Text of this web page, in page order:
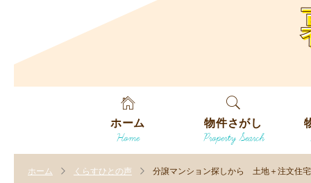
ホーム
Home
物件さがし
Property Search
す
ホーム くらすひとの声 分譲マンション探しから 土地＋注文住